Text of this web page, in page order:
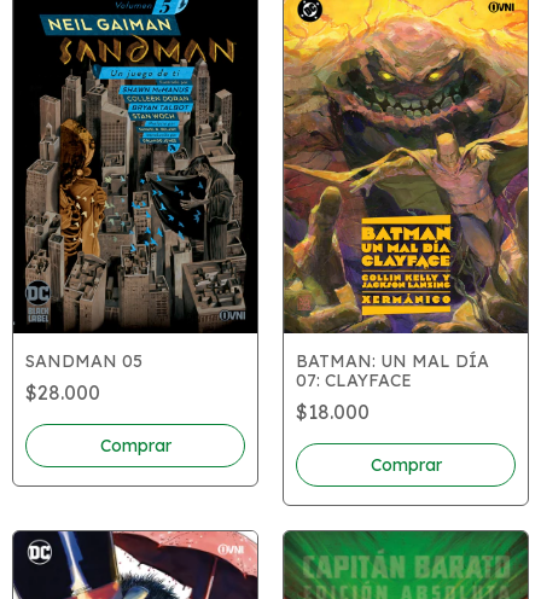
SANDMAN 05
$28.000
BATMAN: UN MAL DÍA
07: CLAYFACE
$18.000